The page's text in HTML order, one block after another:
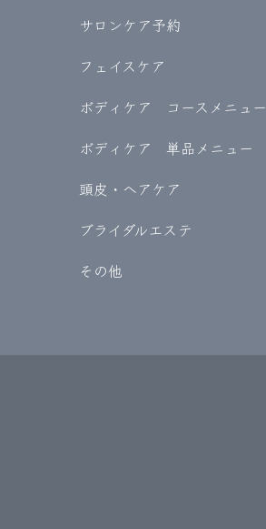
サロンケア予約
フェイスケア
ボディケア コースメニュー
ボディケア 単品メニュー
頭皮・ヘアケア
ブライダルエステ
その他